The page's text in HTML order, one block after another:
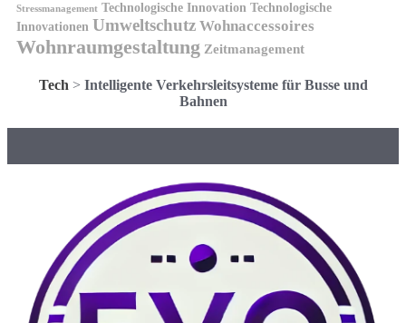
Stressmanagement Technologische Innovation Technologische
Innovationen Umweltschutz Wohnaccessoires
Wohnraumgestaltung Zeitmanagement
Tech > Intelligente Verkehrsleitsysteme für Busse und
Bahnen